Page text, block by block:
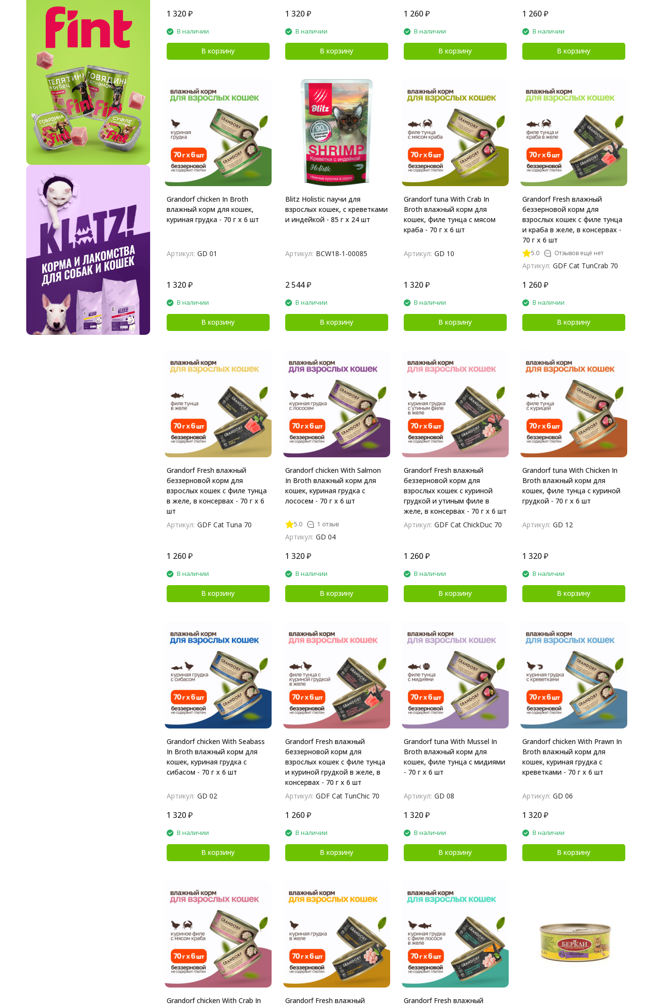
1 320 ₽
В наличии
В корзину
1 320 ₽
В наличии
В корзину
1 260 ₽
В наличии
В корзину
1 260 ₽
В наличии
В корзину
Grandorf chicken In Broth
влажный корм для кошек,
куриная грудка - 70 г х 6 шт
Артикул: GD 01
1 320 ₽
В наличии
В корзину
Blitz Holistic паучи для
взрослых кошек, с креветками
и индейкой - 85 г х 24 шт
Артикул: BCW18-1-00085
2 544 ₽
В наличии
В корзину
Grandorf tuna With Crab In
Broth влажный корм для
кошек, филе тунца с мясом
краба - 70 г х 6 шт
Артикул: GD 10
1 320 ₽
В наличии
В корзину
Grandorf Fresh влажный
беззерновой корм для
взрослых кошек с филе тунца
и краба в желе, в консервах -
70 г х 6 шт
5.0 Отзывов ещё нет
Артикул: GDF Cat TunCrab 70
1 260 ₽
В наличии
В корзину
Grandorf Fresh влажный
беззерновой корм для
взрослых кошек с филе тунца
в желе, в консервах - 70 г х 6
шт
Артикул: GDF Cat Tuna 70
1 260 ₽
В наличии
В корзину
Grandorf chicken With Salmon
In Broth влажный корм для
кошек, куриная грудка с
лососем - 70 г х 6 шт
5.0 1 отзыв
Артикул: GD 04
1 320 ₽
В наличии
В корзину
Grandorf Fresh влажный
беззерновой корм для
взрослых кошек с куриной
грудкой и утиным филе в
желе, в консервах - 70 г х 6 шт
Артикул: GDF Cat ChickDuc 70
1 260 ₽
В наличии
В корзину
Grandorf tuna With Chicken In
Broth влажный корм для
кошек, филе тунца с куриной
грудкой - 70 г х 6 шт
Артикул: GD 12
1 320 ₽
В наличии
В корзину
Grandorf chicken With Seabass
In Broth влажный корм для
кошек, куриная грудка с
сибасом - 70 г х 6 шт
Артикул: GD 02
1 320 ₽
В наличии
В корзину
Grandorf Fresh влажный
беззерновой корм для
взрослых кошек с филе тунца
и куриной грудкой в желе, в
консервах - 70 г х 6 шт
Артикул: GDF Cat TunChic 70
1 260 ₽
В наличии
В корзину
Grandorf tuna With Mussel In
Broth влажный корм для
кошек, филе тунца с мидиями
- 70 г х 6 шт
Артикул: GD 08
1 320 ₽
В наличии
В корзину
Grandorf chicken With Prawn In
Broth влажный корм для
кошек, куриная грудка с
креветками - 70 г х 6 шт
Артикул: GD 06
1 320 ₽
В наличии
В корзину
Grandorf chicken With Crab In Grandorf Fresh влажный Grandorf Fresh влажный